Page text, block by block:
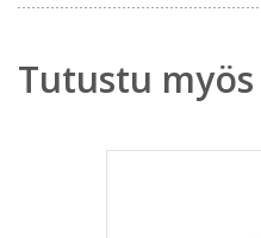
Tutustu myös